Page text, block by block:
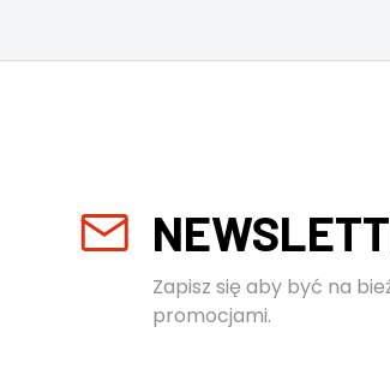
Zapisz się aby być na
promocjami.